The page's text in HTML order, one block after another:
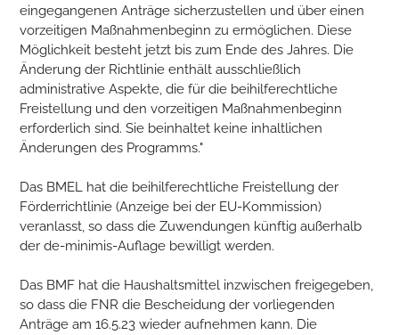
eingegangenen Anträge sicherzustellen und über einen
vorzeitigen Maßnahmenbeginn zu ermöglichen. Diese
Möglichkeit besteht jetzt bis zum Ende des Jahres. Die
Änderung der Richtlinie enthält ausschließlich
administrative Aspekte, die für die beihilferechtliche
Freistellung und den vorzeitigen Maßnahmenbeginn
erforderlich sind. Sie beinhaltet keine inhaltlichen
Änderungen des Programms."
Das BMEL hat die beihilferechtliche Freistellung der
Förderrichtlinie (Anzeige bei der EU-Kommission)
veranlasst, so dass die Zuwendungen künftig außerhalb
der de-minimis-Auflage bewilligt werden.
Das BMF hat die Haushaltsmittel inzwischen freigegeben,
so dass die FNR die Bescheidung der vorliegenden
Anträge am 16.5.23 wieder aufnehmen kann. Die